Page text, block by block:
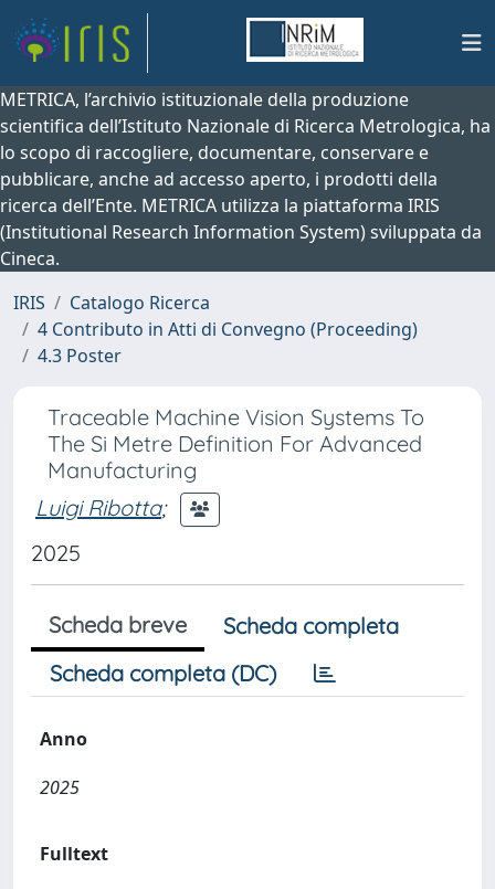
METRICA, l’archivio istituzionale della produzione
scientifica dell’Istituto Nazionale di Ricerca Metrologica, ha
lo scopo di raccogliere, documentare, conservare e
pubblicare, anche ad accesso aperto, i prodotti della
ricerca dell’Ente. METRICA utilizza la piattaforma IRIS
(Institutional Research Information System) sviluppata da
Cineca.
IRIS
Catalogo Ricerca
4 Contributo in Atti di Convegno (Proceeding)
4.3 Poster
Traceable Machine Vision Systems To
The Si Metre Definition For Advanced
Manufacturing
Luigi Ribotta;
2025
Scheda breve
Scheda completa
Scheda completa (DC)
Anno
2025
Fulltext